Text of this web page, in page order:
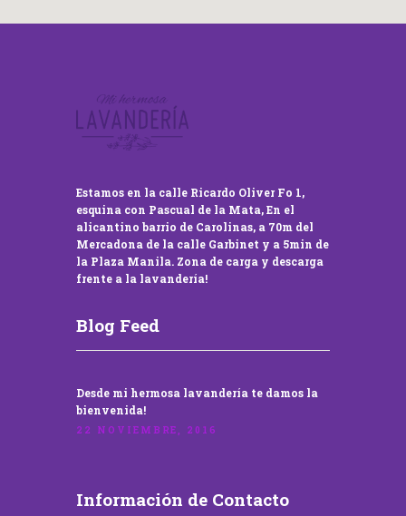
Estamos en la calle Ricardo Oliver Fo 1,
esquina con Pascual de la Mata, En el
alicantino barrio de Carolinas, a 70m del
Mercadona de la calle Garbinet y a 5min de
la Plaza Manila. Zona de carga y descarga
frente a la lavandería!
Blog Feed
Desde mi hermosa lavandería te damos la
bienvenida!
22 NOVIEMBRE, 2016
Información de Contacto